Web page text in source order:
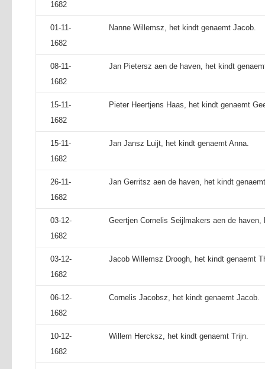
1682
01-11-
1682
Nanne Willemsz, het kindt genaemt Jacob.
08-11-
1682
Jan Pietersz aen de haven, het kindt
15-11-
1682
Pieter Heertjens Haas, het kindt genaemt
15-11-
1682
Jan Jansz Luijt, het kindt genaemt Anna.
26-11-
1682
Jan Gerritsz aen de haven, het kindt
03-12-
1682
Geertjen Cornelis Seijlmakers aen de
03-12-
1682
Jacob Willemsz Droogh, het kindt genaemt
06-12-
1682
Cornelis Jacobsz, het kindt genaemt Jacob.
10-12-
1682
Willem Hercksz, het kindt genaemt Trijn.